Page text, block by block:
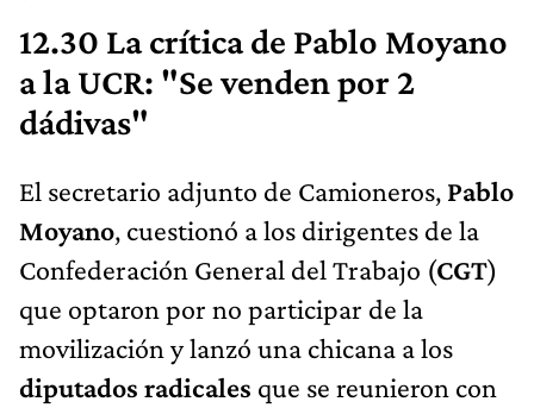
12.30 La crítica de Pablo Moyano
a la UCR: "Se venden por 2
dádivas"
El secretario adjunto de Camioneros, Pablo
Moyano, cuestionó a los dirigentes de la
Confederación General del Trabajo (CGT)
que optaron por no participar de la
movilización y lanzó una chicana a los
diputados radicales que se reunieron con